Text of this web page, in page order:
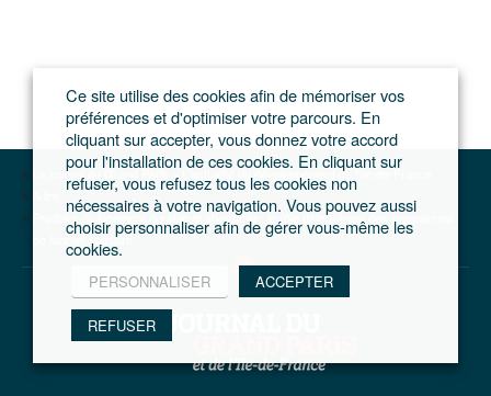
Le journal du Grand Paris – L'actualité du développement de l'Ile-de-France
Produire du logement durable et abordable : le rôle déterminant des organismes
de foncier solidaire
Ce site utilise des cookies afin de mémoriser vos
préférences et d'optimiser votre parcours. En
cliquant sur accepter, vous donnez votre accord
pour l'installation de ces cookies. En cliquant sur
refuser, vous refusez tous les cookies non
nécessaires à votre navigation. Vous pouvez aussi
choisir personnaliser afin de gérer vous-même les
cookies.
PERSONNALISER ACCEPTER
REFUSER